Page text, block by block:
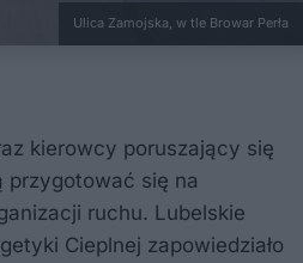
Ulica Zamojska, w tle Browar Perła
kierowcy poruszający się
przygotować się na
ruchu. Lubelskie
Cieplnej zapowiedziało